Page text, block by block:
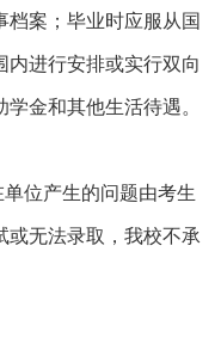
案；毕业时应服从国
内进行安排或实行双向
金和其他生活待遇。
位产生的问题由考生
或无法录取，我校不承